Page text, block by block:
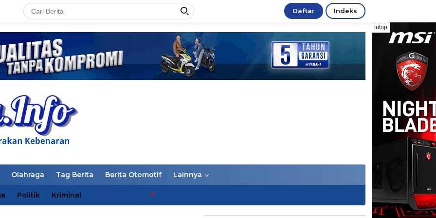
Daftar Indeks
tutup
Olahraga Tag Berita Berita Otomotif Lainnya
Politik Kriminal